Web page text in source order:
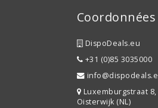
Coordonnées
DispoDeals.eu
+31 (0)85 3035000
Luxemburgstraat 8,
Oisterwijk (NL)